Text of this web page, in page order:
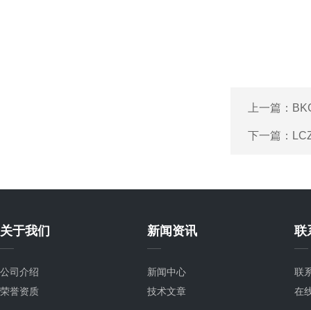
上一篇：
下一篇：
关于我们
公司介绍
荣誉资质
新闻资讯
新闻中心
技术文章
联
联
在